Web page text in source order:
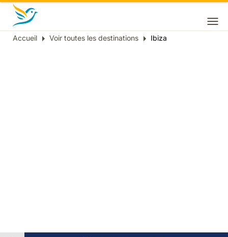
Fil
Accueil Voir toutes les destinations Ibiza